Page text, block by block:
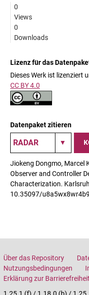
0
Views
0
Downloads
Lizenz für das
Dieses Werk ist lizenziert
CC BY 4.0
Datenpaket zitieren
Jiokeng Dongmo, Marcel
Observer and Controller
Characterization.
10.35097/
Über das Repository
Nutzungsbedingungen
Erklärung zur Barrierefreiheit
1.25.1 (f) / 1.18.0 (b) /